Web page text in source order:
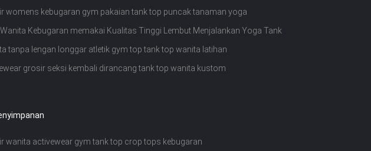
womens kebugaran gym pakaian tank top puncak tanaman yoga
Wanita Kebugaran memakai Kualitas Tinggi Lembut Menjalankan Yoga Tank
tanpa lengan longgar atletik gym top tank top wanita latihan
grosir seksi kembali dirancang tank top wanita kustom
wanita activewear gym tank top crop tops kebugaran